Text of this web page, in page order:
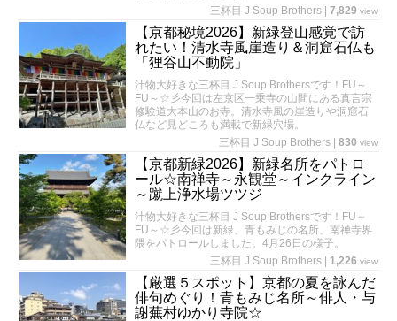
三杯目 J Soup Brothers
7,829 view
【京都秘境2026】新緑登山感覚で訪
れたい！清水寺風崖造り＆洞窟石仏も
「狸谷山不動院」
汁物大好きな三杯目 J Soup Brothersです！FU～
FU～☆彡今回は左京区一乗寺の山間にある真言宗
修験道大本山のお寺。清水寺風の崖造りや洞窟石
仏など見どころも満載で新緑穴場。
三杯目 J Soup Brothers
830 view
【京都新緑2026】新緑名所をパトロ
ール☆南禅寺～永観堂～インクライン
～蹴上浄水場ツツジ
汁物大好きな三杯目 J Soup Brothersです！FU～
FU～☆彡今回は新緑、青もみじの名所、南禅寺界
隈をパトロールしました。4月26日の様子。
三杯目 J Soup Brothers
1,226 view
【厳選５スポット】京都の夏を詠んだ
俳句めぐり！青もみじ名所～俳人・与
謝蕪村ゆかり寺院☆